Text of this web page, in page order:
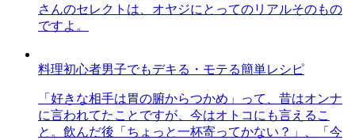
さんのセレクトは、オヤジにとってのリアルそのもの
ですよ。
料理初心者男子でもデキる・モテる簡単レシピ
「好きな相手は胃の腑からつかめ」って、昔はオンナ
に言われてたことですが、今はオトコにも言えるこ
と。飲んだ後「ちょっと一杯寄ってかない？」、「今